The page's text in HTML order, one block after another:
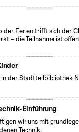
der Ferien trifft sich der
– die Teilnahme ist
in der Stadtteilbibliothek
Einführung
wir uns mit
Technik.